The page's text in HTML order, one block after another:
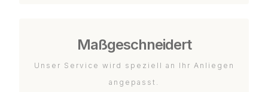
Maßgeschneidert
Unser Service wird speziell an Ihr Anliegen
angepasst.